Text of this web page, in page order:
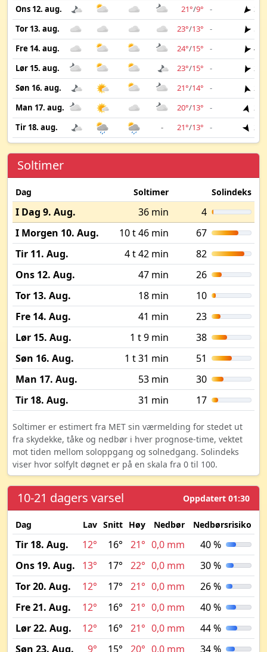
Ons 12. aug.
21°/9° -
3
Tor 13. aug.
23°/13° -
5
Fre 14. aug.
24°/15° -
4
Lør 15. aug.
23°/15° -
2
Søn 16. aug.
21°/14° -
2
Man 17. aug.
20°/13° -
2
Tir 18. aug.
- 21°/13° - 2
Soltimer
Dag Soltimer Solindeks
I Dag 9. Aug. 36 min
4
I Morgen 10. Aug.
10 t 46 min
67
Tir 11. Aug.
4 t 42 min
82
Ons 12. Aug.
47 min
26
Tor 13. Aug.
18 min
10
Fre 14. Aug.
41 min
23
Lør 15. Aug.
1 t 9 min
38
Søn 16. Aug.
1 t 31 min
51
Man 17. Aug.
53 min
30
Tir 18. Aug.
31 min 17
Soltimer er estimert fra MET sin værmelding for stedet ut
fra skydekke, tåke og nedbør i hver prognose-time, vektet
mot tiden mellom soloppgang og solnedgang. Solindeks
viser hvor solfylt døgnet er på en skala fra 0 til 100.
10-21 dagers varsel Oppdatert 01:30
Dag Lav Snitt Høy Nedbør Nedbørsrisiko
Tir 18. Aug. 12° 16° 21° 0,0 mm
40 %
Ons 19. Aug.
13° 17° 22° 0,0 mm
30 %
Tor 20. Aug.
12° 17° 21° 0,0 mm
26 %
Fre 21. Aug.
12° 16° 21° 0,0 mm
40 %
Lør 22. Aug.
12° 16° 21° 0,0 mm
44 %
Søn 23. Aug.
9° 15° 20° 0,0 mm 34 %